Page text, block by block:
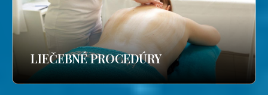
LIEČEBNÉ PROCEDÚRY